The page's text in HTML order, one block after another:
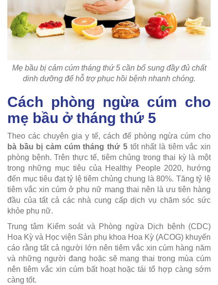
Mẹ bầu bị cảm cúm tháng thứ 5 cần bổ sung đầy đủ chất
dinh dưỡng để hỗ trợ phục hồi bệnh nhanh chóng.
Cách phòng ngừa cúm cho
mẹ bầu ở tháng thứ 5
Theo các chuyên gia y tế, cách để phòng ngừa cúm cho
bà bầu bị cảm cúm tháng thứ 5tốt nhất là tiêm vắc xin
phòng bệnh. Trên thực tế, tiêm chủng trong thai kỳ là một
trong những mục tiêu của Healthy People 2020, hướng
đến mục tiêu đạt tỷ lệ tiêm chủng chung là 80%. Tăng tỷ lệ
tiêm vắc xin cúm ở phụ nữ mang thai nên là ưu tiên hàng
đầu của tất cả các nhà cung cấp dịch vụ chăm sóc sức
khỏe phụ nữ.
Trung tâm Kiểm soát và Phòng ngừa Dịch bệnh (CDC)
Hoa Kỳ và Học viện Sản phụ khoa Hoa Kỳ (ACOG) khuyến
cáo rằng tất cả người lớn nên tiêm vắc xin cúm hàng năm
và những người đang hoặc sẽ mang thai trong mùa cúm
nên tiêm vắc xin cúm bất hoạt hoặc tái tổ hợp càng sớm
càng tốt.